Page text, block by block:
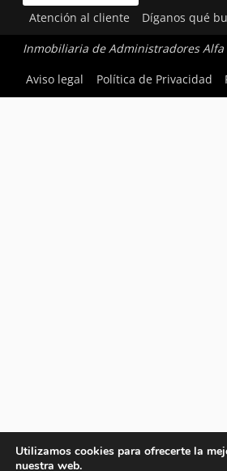
Atención al cliente Díganos qué
Inmobiliaria de Administradores Alfa
Aviso legal
Política de Privacidad
Utilizamos cookies para ofrecerte la
nuestra web.